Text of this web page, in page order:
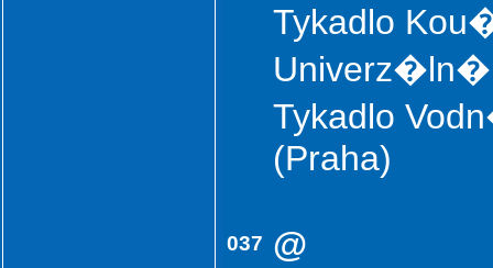
Tykadlo
Univerz�ln�
Tykadlo
(Praha)
037 @